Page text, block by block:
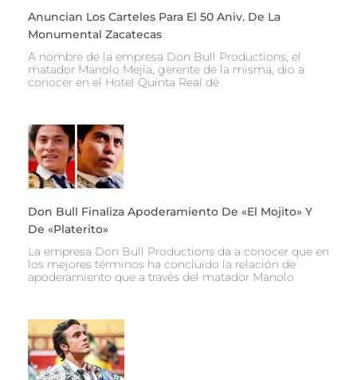
Anuncian Los Carteles Para El 50 Aniv. De La
Monumental Zacatecas
A nombre de la empresa Don Bull Productions, el
matador Manolo Mejía, gerente de la misma, dio a
conocer en el Hotel Quinta Real de
Don Bull Finaliza Apoderamiento De «El Mojito» Y
De «Platerito»
La empresa Don Bull Productions da a conocer que en
los mejores términos ha concluido la relación de
apoderamiento que a través del matador Manolo